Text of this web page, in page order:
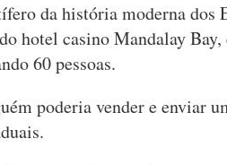
da história moderna dos
hotel casino Mandalay Bay,
60 pessoas.
poderia vender e enviar